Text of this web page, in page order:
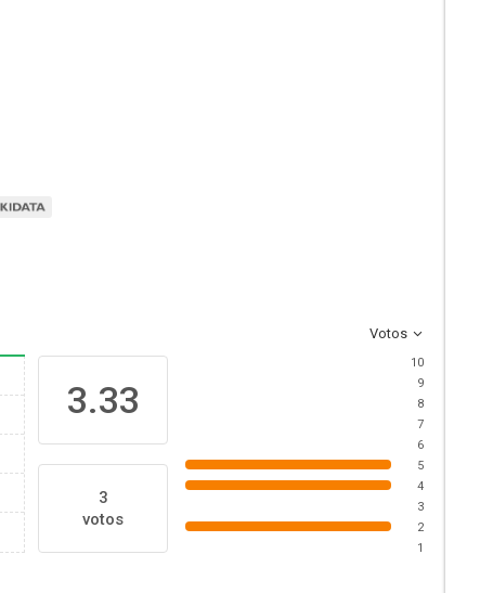
Votos
3.33
3
votos
10
9
8
7
6
5
4
3
2
1